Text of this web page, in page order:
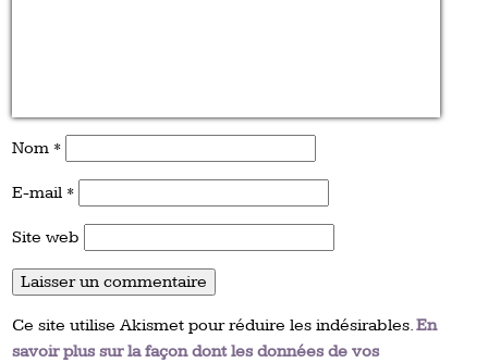
Nom *
E-mail *
Site web
Ce site utilise Akismet pour réduire les indésirables.En
savoir plus sur la façon dont les données de vos